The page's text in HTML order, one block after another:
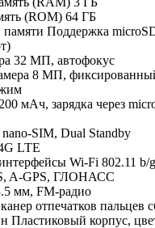
(ROM) 64 ГБ
памяти Поддержка
32 МП, автофокус
8 МП,
мАч, зарядка через
SIM, Dual Standby
LTE
Wi-Fi 802.11 b/
A-GPS, ГЛОНАСС
мм, FM-радио
отпечатков пальцев
Пластиковый корпус,